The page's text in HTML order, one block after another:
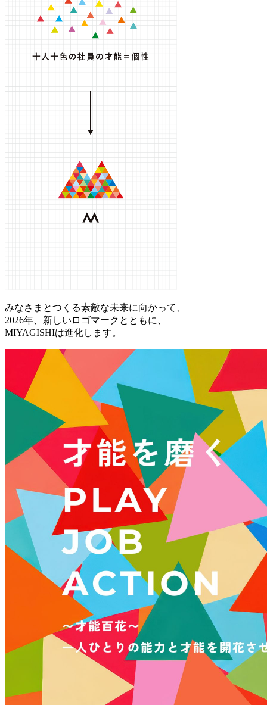
みなさまとつくる素敵な未来に向かって、
2026年、新しいロゴマークとともに、
MIYAGISHIは進化します。